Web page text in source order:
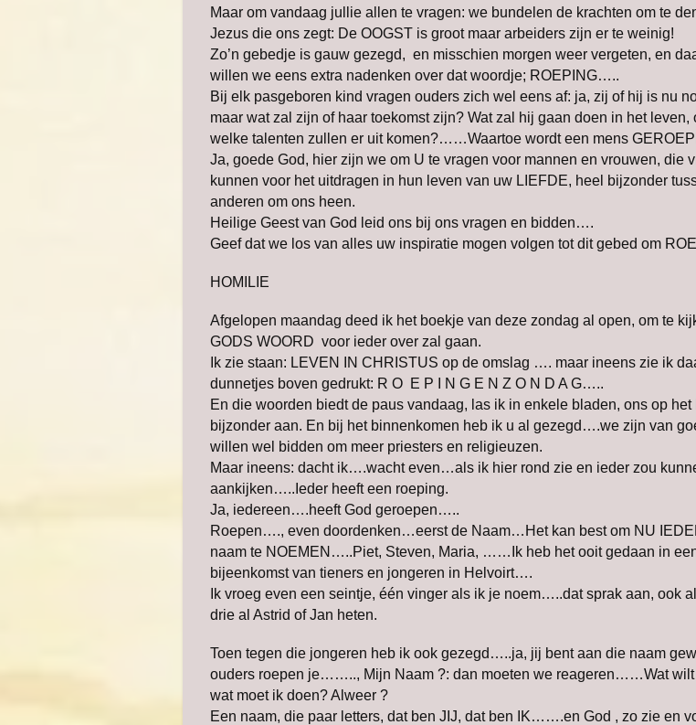
Maar om vandaag jullie allen te vragen: we bundelen de krachten om te
Jezus die ons zegt: De OOGST is groot maar arbeiders zijn er te weinig!
Zo’n gebedje is gauw gezegd, en misschien morgen weer vergeten, en
willen we eens extra nadenken over dat woordje; ROEPING…..
Bij elk pasgeboren kind vragen ouders zich wel eens af: ja, zij of hij is nu
maar wat zal zijn of haar toekomst zijn? Wat zal hij gaan doen in het leven,
welke talenten zullen er uit komen?……Waartoe wordt een mens
Ja, goede God, hier zijn we om U te vragen voor mannen en vrouwen, die
kunnen voor het uitdragen in hun leven van uw LIEFDE, heel bijzonder
anderen om ons heen.
Heilige Geest van God leid ons bij ons vragen en bidden….
Geef dat we los van alles uw inspiratie mogen volgen tot dit gebed om
HOMILIE
Afgelopen maandag deed ik het boekje van deze zondag al open, om te
GODS WOORD voor ieder over zal gaan.
Ik zie staan: LEVEN IN CHRISTUS op de omslag …. maar ineens zie ik
dunnetjes boven gedrukt: R O E P I N G E N Z O N D A G…..
En die woorden biedt de paus vandaag, las ik in enkele bladen, ons op het
bijzonder aan. En bij het binnenkomen heb ik u al gezegd….we zijn van
willen wel bidden om meer priesters en religieuzen.
Maar ineens: dacht ik….wacht even…als ik hier rond zie en ieder zou
aankijken…..Ieder heeft een roeping.
Ja, iedereen….heeft God geroepen…..
Roepen…., even doordenken…eerst de Naam…Het kan best om NU
naam te NOEMEN…..Piet, Steven, Maria, ……Ik heb het ooit gedaan in
bijeenkomst van tieners en jongeren in Helvoirt….
Ik vroeg even een seintje, één vinger als ik je noem…..dat sprak aan, ook
drie al Astrid of Jan heten.
Toen tegen die jongeren heb ik ook gezegd…..ja, jij bent aan die naam
ouders roepen je…….., Mijn Naam ?: dan moeten we reageren……Wat wilt
wat moet ik doen? Alweer ?
Een naam, die paar letters, dat ben JIJ, dat ben IK…….en God , zo zie en